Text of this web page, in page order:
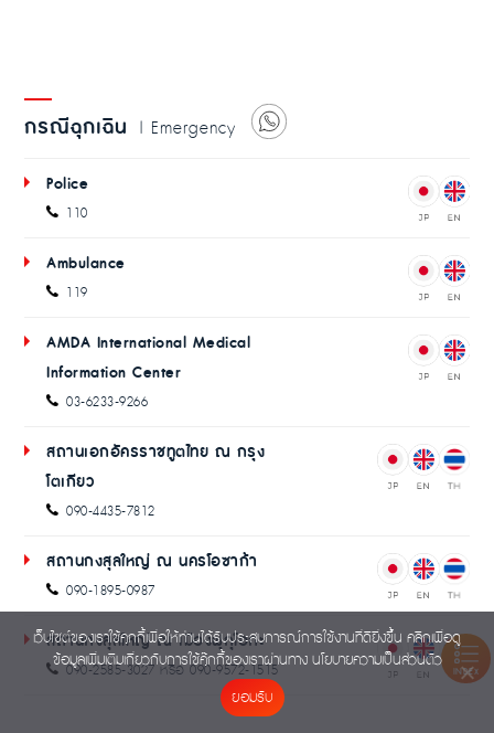
INDEX
กรณีฉุกเฉิน | Emergency
Police
110
Ambulance
119
AMDA International Medical
Information Center
03-6233-9266
สถานเอกอัครราชทูตไทย ณ กรุง
โตเกียว
090-4435-7812
สถานกงสุลใหญ่ ณ นครโอซาก้า
090-1895-0987
สถานกงสุลใหญ่ ณ เมืองฟุกุโอกะ
090-2585-3027 หรือ 090-9572-1515
เว็บไซต์ของเราใช้คุกกี้เพื่อให้ท่านได้รับประสบการณ์การใช้งานที่ดียิ่งขึ้น คลิกเพื่อดู
ข้อมูลเพิ่มเติมเกี่ยวกับการใช้คุ๊กกี้ของเราผ่านทาง นโยบายความเป็นส่วนตัว
ยอมรับ